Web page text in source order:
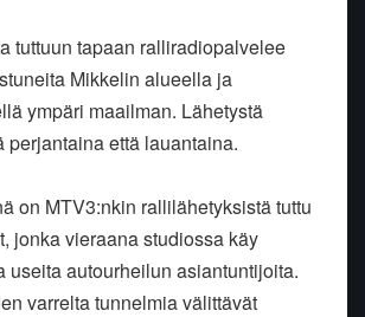
tuttuun tapaan ralliradiopalvelee
Mikkelin alueella ja
ympäri maailman. Lähetystä
perjantaina että lauantaina.
on MTV3:nkin rallilähetyksistä tuttu
jonka vieraana studiossa käy
useita autourheilun asiantuntijoita.
varrelta tunnelmia välittävät